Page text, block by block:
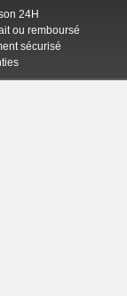
24H
ou remboursé
sécurisé